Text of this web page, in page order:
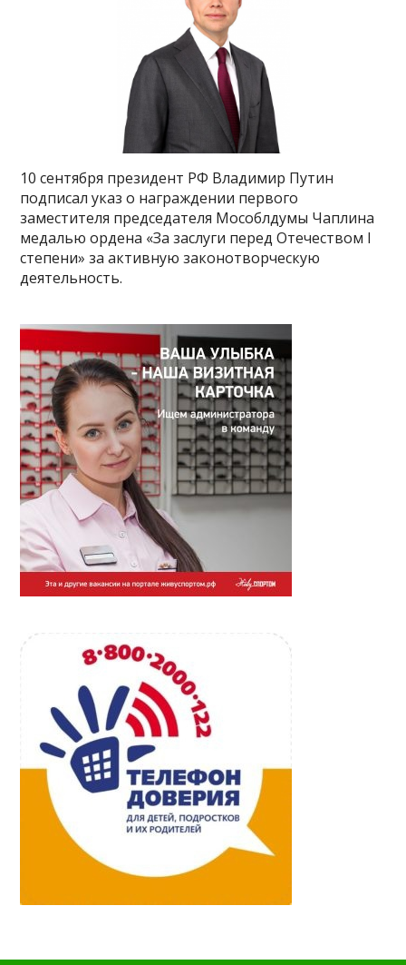
10 сентября президент РФ Владимир Путин
подписал указ о награждении первого
заместителя председателя Мособлдумы Чаплина
медалью ордена «За заслуги перед Отечеством I
степени» за активную законотворческую
деятельность.